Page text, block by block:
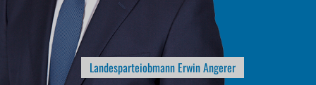
Landesparteiobmann Erwin Angerer